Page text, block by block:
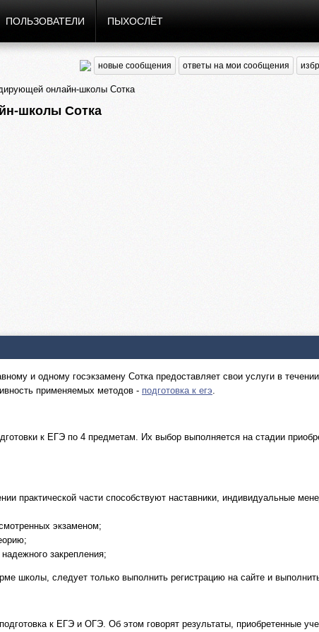
ПОЛЬЗОВАТЕЛИ ПЫХОСЛЁТ
новые сообщения ответы на мои сообщения
онлайн-школы Сотка
школы Сотка
и одному госэкзамену Сотка предоставляет свои услуги в
применяемых методов - подготовка к егэ.
к ЕГЭ по 4 предметам. Их выбор выполняется на стадии
практической части способствуют наставники, индивидуальные
экзаменом;
закрепления;
школы, следует только выполнить регистрацию на сайте и
к ЕГЭ и ОГЭ. Об этом говорят результаты, приобретенные